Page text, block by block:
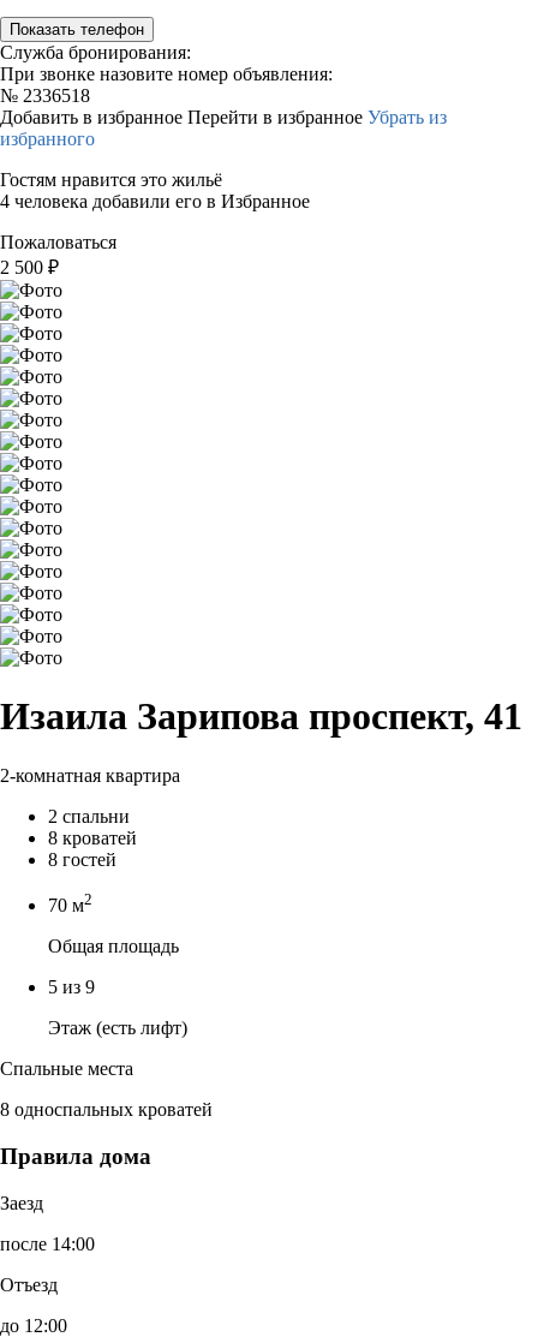
Показать телефон
Служба бронирования:
При звонке назовите номер объявления:
№ 2336518
Добавить в избранное Перейти в избранное Убрать из
избранного
Гостям нравится это жильё
4 человека добавили его в Избранное
Пожаловаться
2 500 ₽
Изаила Зарипова проспект, 41
2-комнатная квартира
2 спальни
8 кроватей
8 гостей
70 м2
Общая площадь
5 из 9
Этаж (есть лифт)
Спальные места
8 односпальных кроватей
Правила дома
Заезд
после 14:00
Отъезд
до 12:00